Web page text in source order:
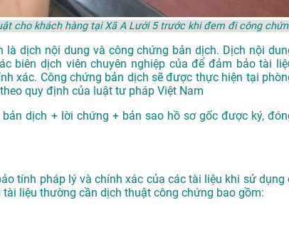
cho khách hàng tại Xã A Lưới 5 trước khi đem đi công
dịch nội dung và công chứng bản dịch. Dịch nội
biên dịch viên chuyên nghiệp của để đảm bảo tài
xác. Công chứng bản dịch sẽ được thực hiện tại
quy định của luật tư pháp Việt Nam
dịch + lời chứng + bản sao hồ sơ gốc được ký,
tính pháp lý và chính xác của các tài liệu khi sử dụng
liệu thường cần dịch thuật công chứng bao gồm: